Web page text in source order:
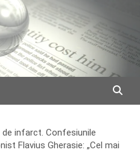
infarct. Confesiunile
Flavius Gherasie: „Cel mai